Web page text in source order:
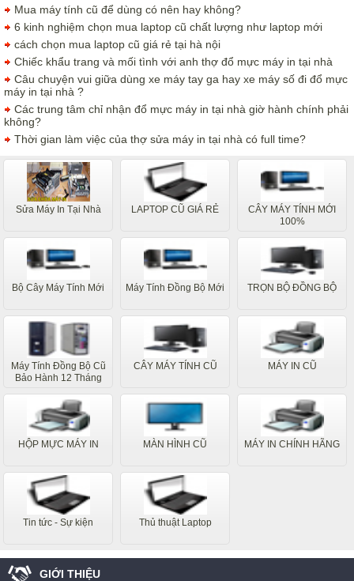
Mua máy tính cũ để dùng có nên hay không?
6 kinh nghiệm chọn mua laptop cũ chất lượng như laptop mới
cách chọn mua laptop cũ giá rẻ tại hà nội
Chiếc khẩu trang và mối tình với anh thợ đổ mực máy in tại nhà
Câu chuyện vui giữa dùng xe máy tay ga hay xe máy số đi đổ mực
máy in tại nhà ?
Các trung tâm chỉ nhận đổ mực máy in tại nhà giờ hành chính phải
không?
Thời gian làm việc của thợ sửa máy in tại nhà có full time?
Sửa Máy In Tại Nhà LAPTOP CŨ GIÁ RẺ
CÂY MÁY TÍNH MỚI
100%
Bộ Cây Máy Tính Mới Máy Tính Đồng Bộ Mới TRỌN BỘ ĐỒNG BỘ
Máy Tính Đồng Bộ Cũ
Bảo Hành 12 Tháng
CÂY MÁY TÍNH CŨ MÁY IN CŨ
HỘP MỰC MÁY IN MÀN HÌNH CŨ MÁY IN CHÍNH HÃNG
Tin tức - Sự kiện Thủ thuật Laptop
GIỚI THIỆU